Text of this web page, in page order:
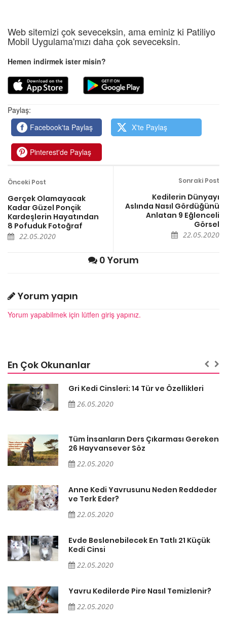
Web sitemizi çok seveceksin, ama eminiz ki Patiliyo
Mobil Uygulama'mızı daha çok seveceksin.
Hemen indirmek ister misin?
Paylaş:
Facebook'ta Paylaş
X'te Paylaş
Pinterest'de Paylaş
Önceki Post
Gerçek Olamayacak
Kadar Güzel Ponçik
Kardeşlerin Hayatından
8 Pofuduk Fotoğraf
22.05.2020
Sonraki Post
Kedilerin Dünyayı
Aslında Nasıl Gördüğünü
Anlatan 9 Eğlenceli
Görsel
22.05.2020
0 Yorum
Yorum yapın
Yorum yapabilmek için lütfen giriş yapınız.
En Çok Okunanlar
Gri Kedi Cinsleri: 14 Tür ve Özellikleri
26.05.2020
Tüm İnsanların Ders Çıkarması Gereken
26 Hayvansever Söz
22.05.2020
Anne Kedi Yavrusunu Neden Reddeder
ve Terk Eder?
22.05.2020
Evde Beslenebilecek En Tatlı 21 Küçük
Kedi Cinsi
22.05.2020
Yavru Kedilerde Pire Nasıl Temizlenir?
22.05.2020